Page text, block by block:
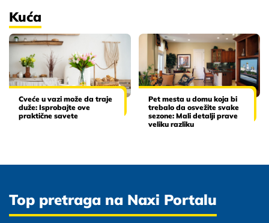
Kuća
Cveće u vazi može da traje
duže: Isprobajte ove
praktične savete
Pet mesta u domu koja bi
trebalo da osvežite svake
sezone: Mali detalji prave
veliku razliku
Top pretraga na Naxi Portalu